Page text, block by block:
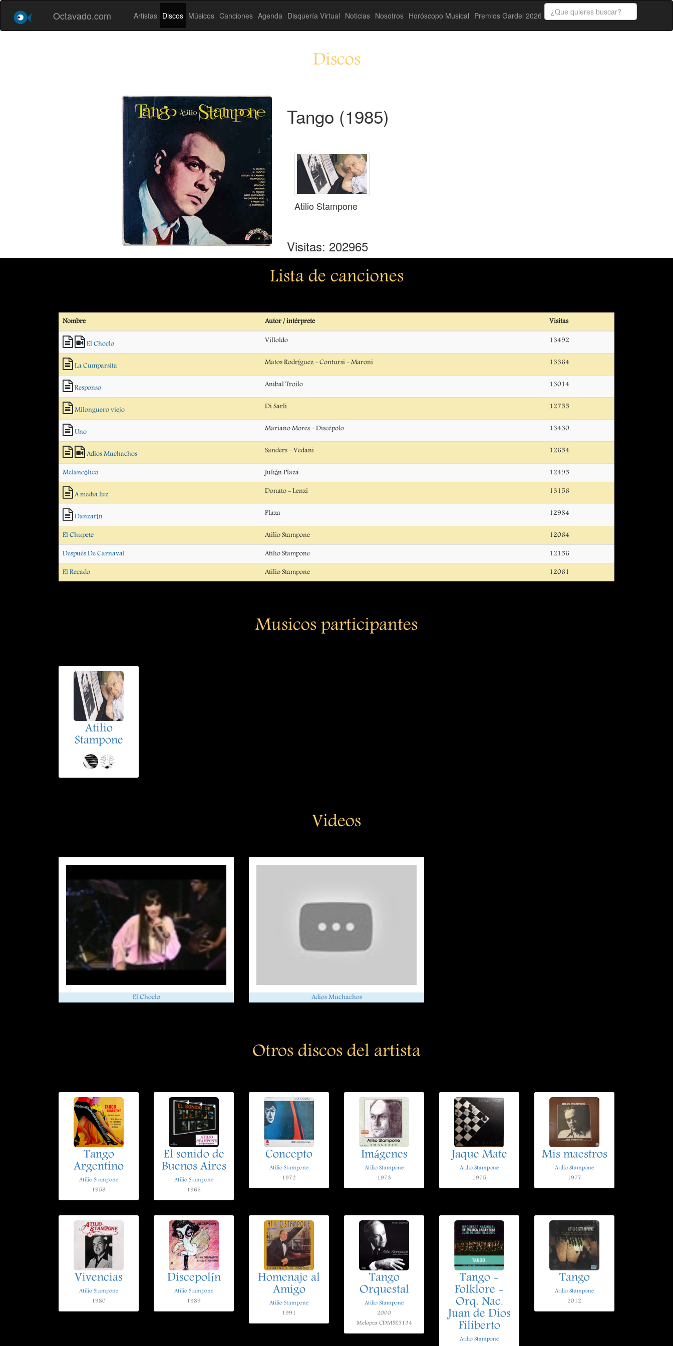
Octavado.com Artistas Discos Músicos Canciones Agenda Disquería Virtual Noticias Nosotros Horóscopo Musical Premios Gardel 2026
Discos
Tango (1985)
Atilio Stampone
Visitas: 202965
Lista de canciones
Nombre Autor / intérprete Visitas
El Choclo Villoldo 13492
La Cumparsita Matos Rodríguez - Contursi - Maroni 13364
Responso Anibal Troilo 13014
Milonguero viejo Di Sarli 12755
Uno Mariano Mores - Discépolo 13430
Adios Muchachos Sanders - Vedani 12654
Melancólico Julián Plaza 12495
A media luz Donato - Lenzi 13156
Danzarín Plaza 12984
El Chupete Atilio Stampone 12064
Después De Carnaval Atilio Stampone 12156
El Recado Atilio Stampone 12061
Musicos participantes
Atilio
Stampone
Videos
El Choclo Adios Muchachos
Otros discos del artista
Tango
Argentino
Atilio Stampone
1958
El sonido de
Buenos Aires
Atilio Stampone
1966
Concepto
Atilio Stampone
1972
Imágenes
Atilio Stampone
1973
Jaque Mate
Atilio Stampone
1975
Mis maestros
Atilio Stampone
1977
Vivencias
Atilio Stampone
1980
Discepolín
Atilio Stampone
1989
Homenaje al
Amigo
Atilio Stampone
1991
Tango
Orquestal
Atilio Stampone
2000
Melopea CDMSE5134
Tango +
Folklore -
Orq. Nac.
Juan de Dios
Filiberto
Atilio Stampone
Tango
Atilio Stampone
2012